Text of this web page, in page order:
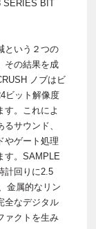
SERIES BIT
という２つの
その結果を成
ノブはビ
ビット解像度
す。これによ
サウンド、
やゲート処理
す。SAMPLE
計回りに2.5
金属的なリン
全なデジタル
ァクトを生み